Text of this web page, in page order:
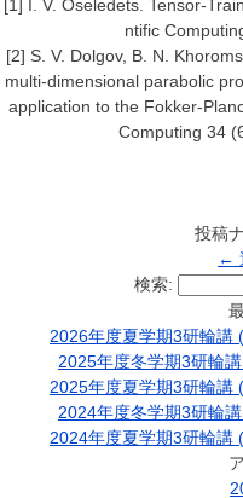
[1] I. V. Oseledets. Tensor-
ntific
[2] S. V. Dolgov, B. N.
multi-dimensional parabolic
application to the Fokker-
Computing 34
投稿
←
検索:
2026年度夏学期3研輪講
2025年度冬学期3研輪
2025年度夏学期3研輪講
2024年度冬学期3研輪
2024年度夏学期3研輪講